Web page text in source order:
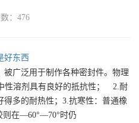
：476
好东西
广泛用于制作各种密封件。物理
性溶剂具有良好的抵抗性； 2.耐
多的耐热性；3.抗寒性：普通橡
则在—60°—70°时仍